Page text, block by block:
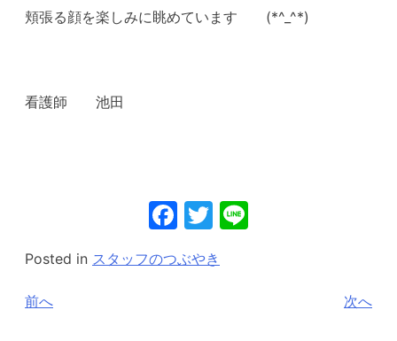
頬張る顔を楽しみに眺めています (*^_^*)
看護師 池田
Facebook
Twitter
Posted in スタッフのつぶやき
投
前へ 次へ